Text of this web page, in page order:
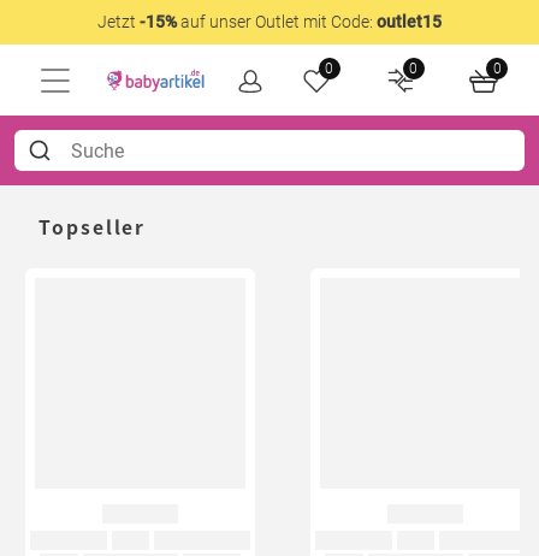
Jetzt -15%auf unser Outlet mit Code: outlet15
0 0 0
Topseller